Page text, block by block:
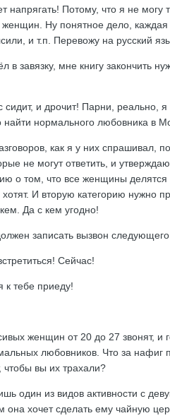
напрягать! Потому, что я не могу
женщин. Ну понятное дело,
и т.п. Перевожу на русский
в завязку, мне книгу закончить
сидит, и дрочит! Парни, реально,
найти нормального любовника в
как я у них спрашивал,
не могут ответить, и
о том, что все женщины делятся
хотят. И вторую категорию нужно
Да с кем угодно!
записать вызвон
Сейчас!
к тебе приеду!
женщин от 20 до 27 звонят, и
любовников. Что за нафиг
вы их трахали?
один из видов активности с
она хочет сделать ему чайную